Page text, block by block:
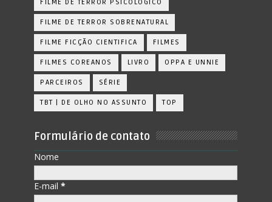
FILME DE TERROR PSICOLÓGICO
FILME DE TERROR SOBRENATURAL
FILME FICÇÃO CIENTIFICA FILMES
FILMES COREANOS LIVRO OPPA E UNNIE
PARCEIROS SÉRIE
TBT | DE OLHO NO ASSUNTO TOP
Formulário de contato
Nome
E-mail*